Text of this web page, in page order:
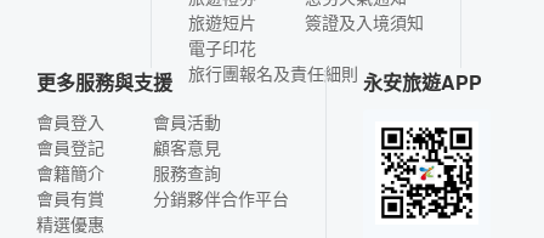
旅遊短片
電子印花
簽證及入境須知
旅行團報名及責任細則
更多服務與支援
會員登入
會員登記
會籍簡介
會員有賞
精選優惠
會員活動
顧客意見
服務查詢
分銷夥伴合作平台
永安旅遊APP